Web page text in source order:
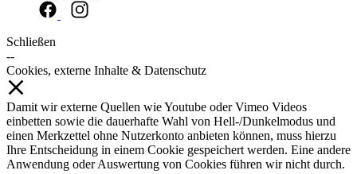
Schließen
--
Cookies, externe Inhalte & Datenschutz
Damit wir externe Quellen wie Youtube oder Vimeo Videos
einbetten sowie die dauerhafte Wahl von Hell-/Dunkelmodus und
einen Merkzettel ohne Nutzerkonto anbieten können, muss hierzu
Ihre Entscheidung in einem Cookie gespeichert werden. Eine andere
Anwendung oder Auswertung von Cookies führen wir nicht durch.